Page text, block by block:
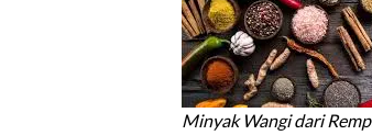
Minyak Wangi dari